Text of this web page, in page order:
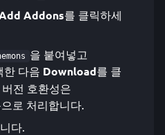
Addons를 클릭하세
을 붙여넣고
한 다음 Download를 클
전 호환성은
로 처리합니다.
다.